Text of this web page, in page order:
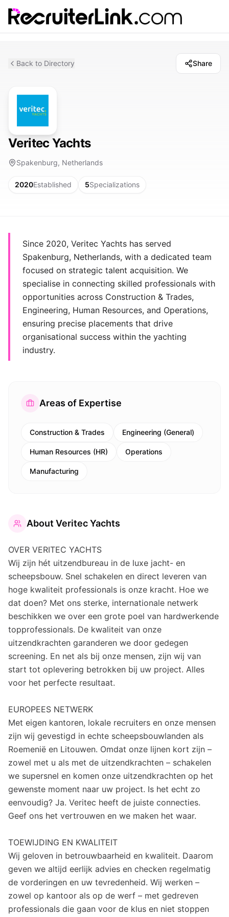
Back to Directory Share
Veritec Yachts
Spakenburg, Netherlands
2020Established 5Specializations
Since 2020, Veritec Yachts has served
Spakenburg, Netherlands, with a dedicated team
focused on strategic talent acquisition. We
specialise in connecting skilled professionals with
opportunities across Construction & Trades,
Engineering, Human Resources, and Operations,
ensuring precise placements that drive
organisational success within the yachting
industry.
Areas of Expertise
Construction & Trades Engineering (General)
Human Resources (HR) Operations
Manufacturing
About Veritec Yachts
OVER VERITEC YACHTS
Wij zijn hét uitzendbureau in de luxe jacht- en
scheepsbouw. Snel schakelen en direct leveren van
hoge kwaliteit professionals is onze kracht. Hoe we
dat doen? Met ons sterke, internationale netwerk
beschikken we over een grote poel van hardwerkende
topprofessionals. De kwaliteit van onze
uitzendkrachten garanderen we door gedegen
screening. En net als bij onze mensen, zijn wij van
start tot oplevering betrokken bij uw project. Alles
voor het perfecte resultaat.
EUROPEES NETWERK
Met eigen kantoren, lokale recruiters en onze mensen
zijn wij gevestigd in echte scheepsbouwlanden als
Roemenië en Litouwen. Omdat onze lijnen kort zijn –
zowel met u als met de uitzendkrachten – schakelen
we supersnel en komen onze uitzendkrachten op het
gewenste moment naar uw project. Is het echt zo
eenvoudig? Ja. Veritec heeft de juiste connecties.
Geef ons het vertrouwen en we maken het waar.
TOEWIJDING EN KWALITEIT
Wij geloven in betrouwbaarheid en kwaliteit. Daarom
geven we altijd eerlijk advies en checken regelmatig
de vorderingen en uw tevredenheid. Wij werken –
zowel op kantoor als op de werf – met gedreven
professionals die gaan voor de klus en niet stoppen